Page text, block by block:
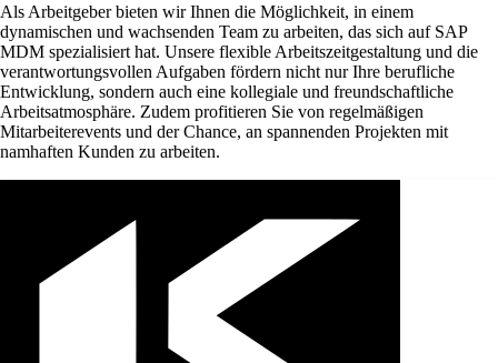
Als Arbeitgeber bieten wir Ihnen die Möglichkeit, in einem
dynamischen und wachsenden Team zu arbeiten, das sich auf SAP
MDM spezialisiert hat. Unsere flexible Arbeitszeitgestaltung und die
verantwortungsvollen Aufgaben fördern nicht nur Ihre berufliche
Entwicklung, sondern auch eine kollegiale und freundschaftliche
Arbeitsatmosphäre. Zudem profitieren Sie von regelmäßigen
Mitarbeiterevents und der Chance, an spannenden Projekten mit
namhaften Kunden zu arbeiten.